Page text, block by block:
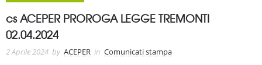
cs ACEPER PROROGA LEGGE TREMONTI
02.04.2024
2 Aprile 2024 by ACEPER in Comunicati stampa